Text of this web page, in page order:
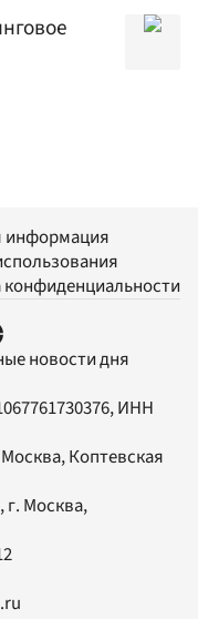
информация
новости дня
ИНН
Коптевская
, г. Москва,